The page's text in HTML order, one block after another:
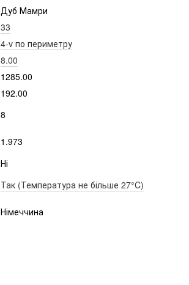
Дуб Мамри
33
4-v по периметру
8.00
1285.00
192.00
8
1.973
Ні
Так (Температура не більше 27°C)
Німеччина